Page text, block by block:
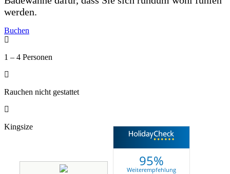
werden.
Buchen
1 – 4 Personen
Rauchen nicht gestattet
Kingsize
95%
Weiterempfehlung